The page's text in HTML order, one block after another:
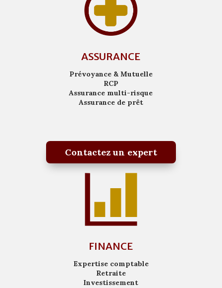
ASSURANCE
Prévoyance & Mutuelle
RCP
Assurance multi-risque
Assurance de prêt
Contactez un expert
FINANCE
Expertise comptable
Retraite
Investissement